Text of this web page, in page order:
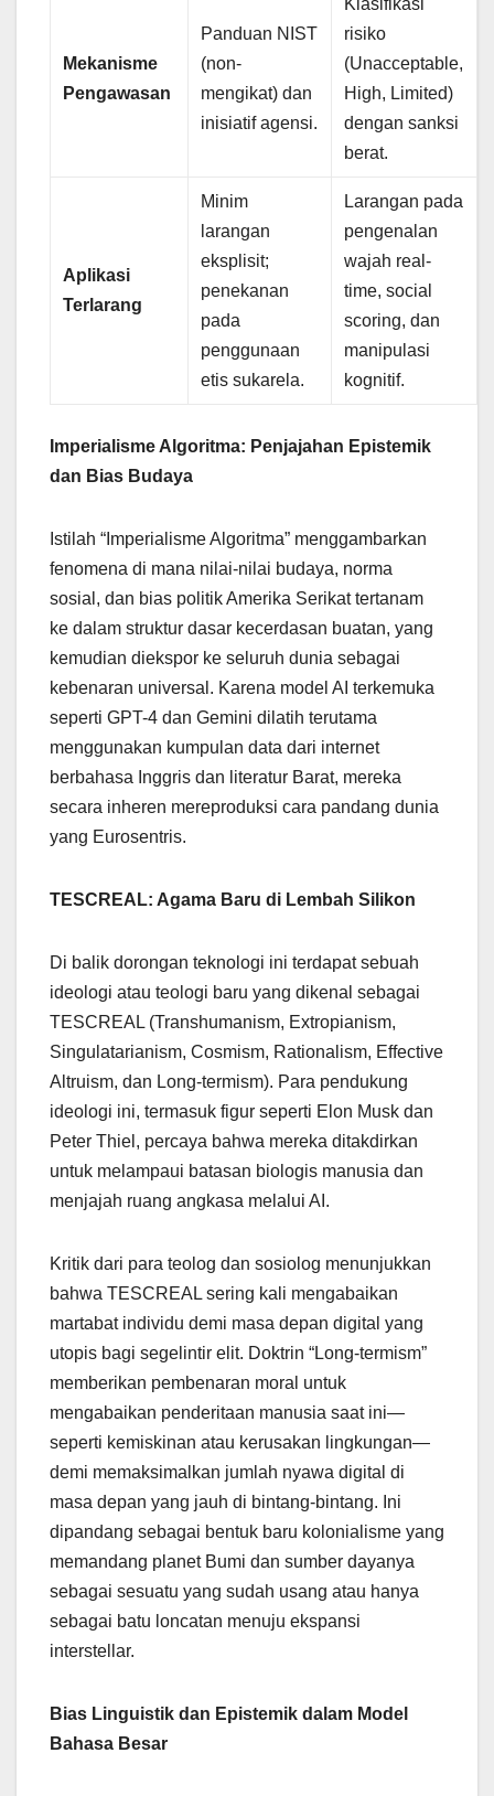
Mekanisme
Pengawasan
Panduan NIST
(non-
mengikat) dan
inisiatif agensi.
Klasifikasi
risiko
(Unacceptable,
High, Limited)
dengan sanksi
berat.
Aplikasi
Terlarang
Minim
larangan
eksplisit;
penekanan
pada
penggunaan
etis sukarela.
Larangan pada
pengenalan
wajah real-
time, social
scoring, dan
manipulasi
kognitif.
Imperialisme Algoritma: Penjajahan Epistemik
dan Bias Budaya
Istilah “Imperialisme Algoritma” menggambarkan
fenomena di mana nilai-nilai budaya, norma
sosial, dan bias politik Amerika Serikat tertanam
ke dalam struktur dasar kecerdasan buatan, yang
kemudian diekspor ke seluruh dunia sebagai
kebenaran universal. Karena model AI terkemuka
seperti GPT-4 dan Gemini dilatih terutama
menggunakan kumpulan data dari internet
berbahasa Inggris dan literatur Barat, mereka
secara inheren mereproduksi cara pandang dunia
yang Eurosentris.
TESCREAL: Agama Baru di Lembah Silikon
Di balik dorongan teknologi ini terdapat sebuah
ideologi atau teologi baru yang dikenal sebagai
TESCREAL (Transhumanism, Extropianism,
Singulatarianism, Cosmism, Rationalism, Effective
Altruism, dan Long-termism). Para pendukung
ideologi ini, termasuk figur seperti Elon Musk dan
Peter Thiel, percaya bahwa mereka ditakdirkan
untuk melampaui batasan biologis manusia dan
menjajah ruang angkasa melalui AI.
Kritik dari para teolog dan sosiolog menunjukkan
bahwa TESCREAL sering kali mengabaikan
martabat individu demi masa depan digital yang
utopis bagi segelintir elit. Doktrin “Long-termism”
memberikan pembenaran moral untuk
mengabaikan penderitaan manusia saat ini—
seperti kemiskinan atau kerusakan lingkungan—
demi memaksimalkan jumlah nyawa digital di
masa depan yang jauh di bintang-bintang. Ini
dipandang sebagai bentuk baru kolonialisme yang
memandang planet Bumi dan sumber dayanya
sebagai sesuatu yang sudah usang atau hanya
sebagai batu loncatan menuju ekspansi
interstellar.
Bias Linguistik dan Epistemik dalam Model
Bahasa Besar